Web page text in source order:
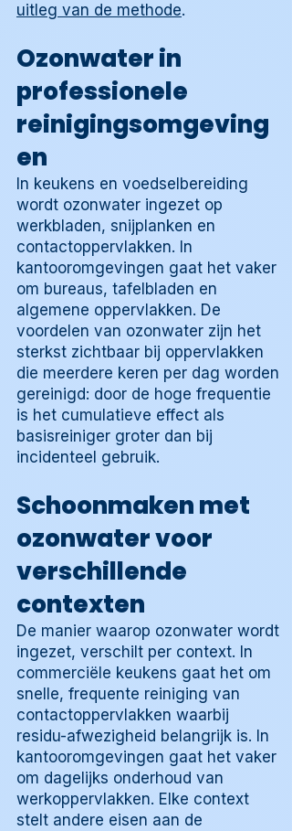
uitleg van de methode.
Ozonwater in
professionele
reinigingsomgeving
en
In keukens en voedselbereiding
wordt ozonwater ingezet op
werkbladen, snijplanken en
contactoppervlakken. In
kantooromgevingen gaat het vaker
om bureaus, tafelbladen en
algemene oppervlakken. De
voordelen van ozonwater zijn het
sterkst zichtbaar bij oppervlakken
die meerdere keren per dag worden
gereinigd: door de hoge frequentie
is het cumulatieve effect als
basisreiniger groter dan bij
incidenteel gebruik.
Schoonmaken met
ozonwater voor
verschillende
contexten
De manier waarop ozonwater wordt
ingezet, verschilt per context. In
commerciële keukens gaat het om
snelle, frequente reiniging van
contactoppervlakken waarbij
residu-afwezigheid belangrijk is. In
kantooromgevingen gaat het vaker
om dagelijks onderhoud van
werkoppervlakken. Elke context
stelt andere eisen aan de